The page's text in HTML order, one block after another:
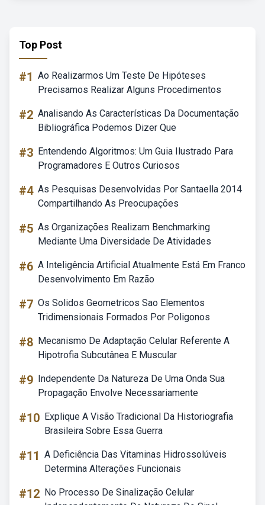
Top Post
#1 Ao Realizarmos Um Teste De Hipóteses
Precisamos Realizar Alguns Procedimentos
#2 Analisando As Características Da Documentação
Bibliográfica Podemos Dizer Que
#3 Entendendo Algoritmos: Um Guia Ilustrado Para
Programadores E Outros Curiosos
#4 As Pesquisas Desenvolvidas Por Santaella 2014
Compartilhando As Preocupações
#5 As Organizações Realizam Benchmarking
Mediante Uma Diversidade De Atividades
#6 A Inteligência Artificial Atualmente Está Em Franco
Desenvolvimento Em Razão
#7 Os Solidos Geometricos Sao Elementos
Tridimensionais Formados Por Poligonos
#8 Mecanismo De Adaptação Celular Referente A
Hipotrofia Subcutânea E Muscular
#9 Independente Da Natureza De Uma Onda Sua
Propagação Envolve Necessariamente
#10 Explique A Visão Tradicional Da Historiografia
Brasileira Sobre Essa Guerra
#11 A Deficiência Das Vitaminas Hidrossolúveis
Determina Alterações Funcionais
#12 No Processo De Sinalização Celular